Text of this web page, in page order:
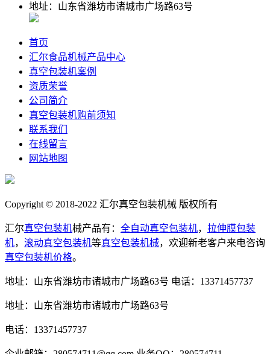
地址：山东省潍坊市诸城市广场路63号
首页
汇尔食品机械产品中心
真空包装机案例
资质荣誉
公司简介
真空包装机购前须知
联系我们
在线留言
网站地图
Copyright © 2018-2022 汇尔真空包装机械 版权所有
汇尔真空包装机械产品有： 全自动真空包装机， 拉伸膜包装
机， 滚动真空包装机等真空包装机械，欢迎新老客户来电咨询
真空包装机价格。
地址：山东省潍坊市诸城市广场路63号 电话：13371457737
地址：山东省潍坊市诸城市广场路63号
电话：13371457737